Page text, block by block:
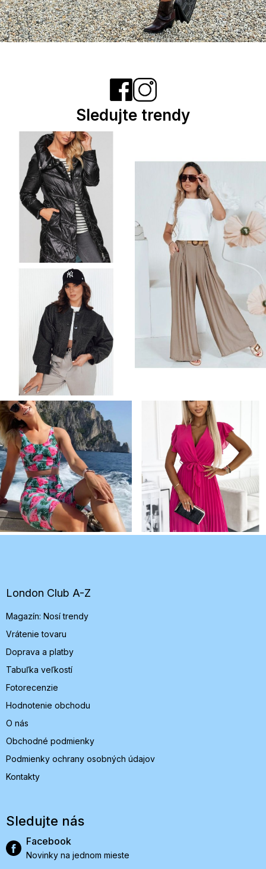
e
London Club A-Z
Magazín: Nosí trendy
Vrátenie tovaru
Doprava a platby
Tabuľka veľkostí
Fotorecenzie
Hodnotenie obchodu
O nás
Obchodné podmienky
Podmienky ochrany osobných údajov
Kontakty
Sledujte nás
Facebook
Novinky na jednom mieste